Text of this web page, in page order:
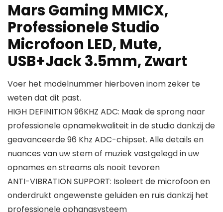
Mars Gaming MMICX,
Professionele Studio
Microfoon LED, Mute,
USB+Jack 3.5mm, Zwart
Voer het modelnummer hierboven inom zeker te
weten dat dit past.
HIGH DEFINITION 96KHZ ADC: Maak de sprong naar
professionele opnamekwaliteit in de studio dankzij de
geavanceerde 96 Khz ADC-chipset. Alle details en
nuances van uw stem of muziek vastgelegd in uw
opnames en streams als nooit tevoren
ANTI-VIBRATION SUPPORT: Isoleert de microfoon en
onderdrukt ongewenste geluiden en ruis dankzij het
professionele ophangsysteem